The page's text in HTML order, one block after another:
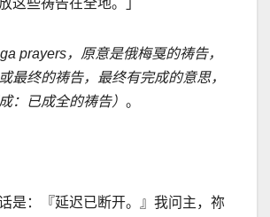
prayers，原意是俄梅戛的祷告，
最终的祷告，最终有完成的意思，
：已成全的祷告） 。
是：『延迟已断开。』我问主，祢